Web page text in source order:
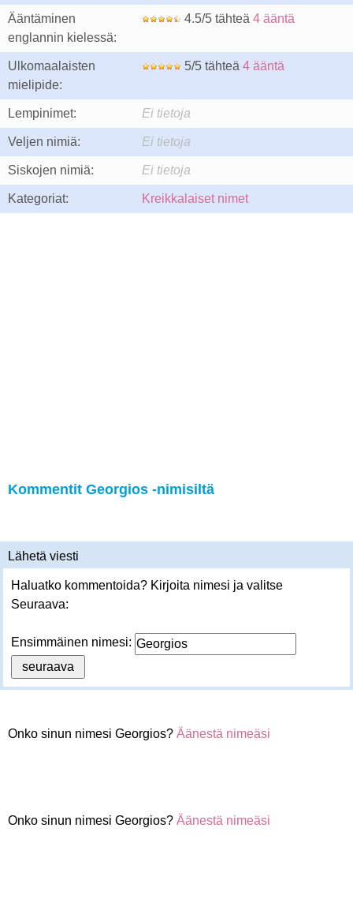
Ääntäminen
englannin kielessä:
4.5/5 tähteä 4 ääntä
Ulkomaalaisten
mielipide:
5/5 tähteä 4 ääntä
Lempinimet: Ei tietoja
Veljen nimiä: Ei tietoja
Siskojen nimiä: Ei tietoja
Kategoriat: Kreikkalaiset nimet
Kommentit Georgios -nimisiltä
Lähetä viesti
Haluatko kommentoida? Kirjoita nimesi ja valitse
Seuraava:
Ensimmäinen nimesi:
Onko sinun nimesi Georgios? Äänestä nimeäsi
Onko sinun nimesi Georgios? Äänestä nimeäsi